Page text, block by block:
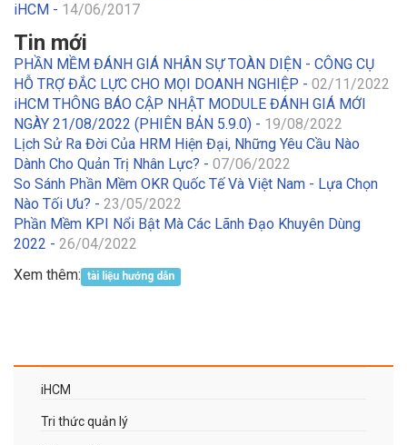
iHCM - 14/06/2017
Tin mới
PHẦN MỀM ĐÁNH GIÁ NHÂN SỰ TOÀN DIỆN - CÔNG CỤ
HỖ TRỢ ĐẮC LỰC CHO MỌI DOANH NGHIỆP - 02/11/2022
iHCM THÔNG BÁO CẬP NHẬT MODULE ĐÁNH GIÁ MỚI
NGÀY 21/08/2022 (PHIÊN BẢN 5.9.0) - 19/08/2022
Lịch Sử Ra Đời Của HRM Hiện Đại, Những Yêu Cầu Nào
Dành Cho Quản Trị Nhân Lực? - 07/06/2022
So Sánh Phần Mềm OKR Quốc Tế Và Việt Nam - Lựa Chọn
Nào Tối Ưu? - 23/05/2022
Phần Mềm KPI Nổi Bật Mà Các Lãnh Đạo Khuyên Dùng
2022 - 26/04/2022
Xem thêm: tài liệu hướng dẫn
iHCM
Tri thức quản lý